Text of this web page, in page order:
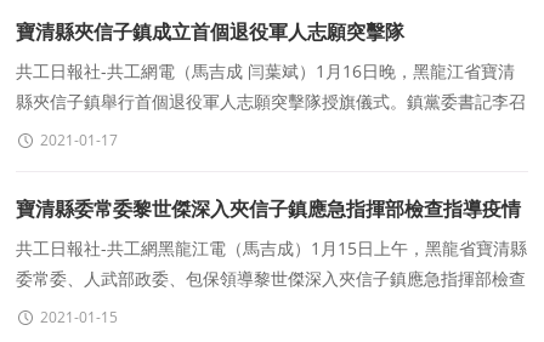
寶清縣夾信子鎮成立首個退役軍人志願突擊隊
共工日報社-共工網電（馬吉成 闫葉斌）1月16日晚，黑龍江省寶清
縣夾信子鎮舉行首個退役軍人志願突擊隊授旗儀式。鎮黨委書記李召
福，鎮黨委副書記、政府鎮長胡鋒，鎮黨委委員
2021-01-17
寶清縣委常委黎世傑深入夾信子鎮應急指揮部檢查指導疫情
防控工作
共工日報社-共工網黑龍江電（馬吉成）1月15日上午，黑龍省寶清縣
委常委、人武部政委、包保領導黎世傑深入夾信子鎮應急指揮部檢查
指導疫情防控工作。縣退役軍人事務局長郎俊
2021-01-15